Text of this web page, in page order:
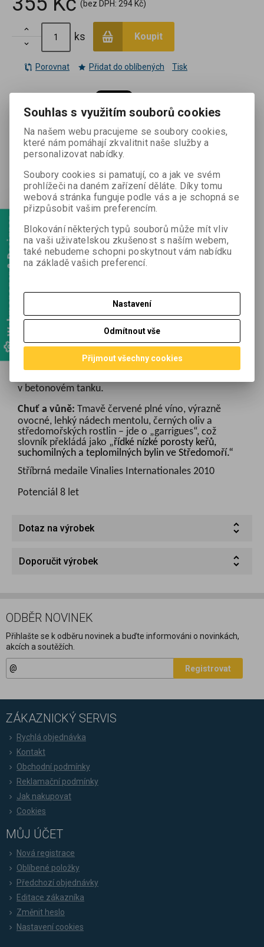
Webmanager & Designer
(bez DPH: 294 Kč)


ks Koupit
Porovnat Přidat do oblíbených Tisk
Záruka (měsíců):24 Termín dodání (dny):7
Terroir:Vinice jsou položeny přímo uobce Cairanne,
s pohledem na Mont Ventouxa Dentelles de
Montmiraille. Jsou pokryty štěrkem a oblázky na
vápencovém podloží.
Cuvée:Víno obsahuje 50 % staré Grenache, 25 %
Vinifikace:Ruční sběr vína ze starých vinic, pečlivé
třídění. Odrůdy se zpracovávají společně, aby se
posílila komplexita vína během macerace.
Fermentace probíhá za kontrolované teploty do 30
v betonovém tanku.
Chuť a vůně: Tmavě červené plné víno, výrazně
ovocné, lehký nádech mentolu, černých oliv a
středomořských rostlin – jde o „garrigues“, což
slovník překládá jako „řídké nízké porosty keřů,
suchomilných a teplomilných bylin ve Středomoří.“
Stříbrná medaile Vinalies Internationales 2010
Potenciál 8 let
Dotaz na výrobek
Doporučit výrobek
ODBĚR NOVINEK
Přihlašte se k odběru novinek a buďte informováni o novinkách,
akcích a soutěžích.
Registrovat
ZÁKAZNICKÝ SERVIS
Rychlá objednávka
Kontakt
Obchodní podmínky
Reklamační podmínky
Jak nakupovat
Cookies
MŮJ ÚČET
Nová registrace
Oblíbené položky
Předchozí objednávky
Editace zákazníka
Změnit heslo
Nastavení cookies
Souhlas s využitím souborů cookies
Na našem webu pracujeme se soubory cookies,
které nám pomáhají zkvalitnit naše služby a
personalizovat nabídky.
Soubory cookies si pamatují, co a jak ve svém
prohlížeči na daném zařízení děláte. Díky tomu
webová stránka funguje podle vás a je schopná se
přizpůsobit vašim preferencím.
Blokování některých typů souborů může mít vliv
na vaši uživatelskou zkušenost s naším webem,
také nebudeme schopni poskytnout vám nabídku
na základě vašich preferencí.
Nastavení
Odmítnout vše
Přijmout všechny cookies